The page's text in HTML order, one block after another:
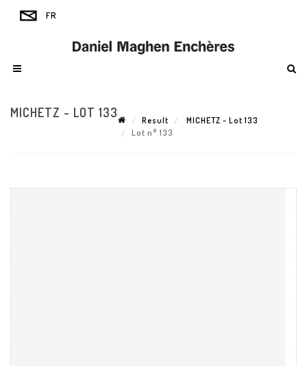
MICHETZ - LOT 133
Result
MICHETZ - Lot 133
Lot n° 133